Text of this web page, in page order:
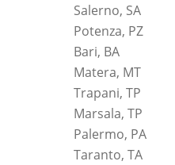
Salerno, SA
Potenza, PZ
Bari, BA
Matera, MT
Trapani, TP
Marsala, TP
Palermo, PA
Taranto, TA